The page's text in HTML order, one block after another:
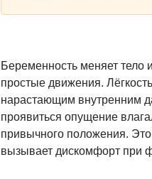
Беременность меняет тело
простые движения.
нарастающим внутренним
проявиться опущение
привычного положения.
вызывает дискомфорт при